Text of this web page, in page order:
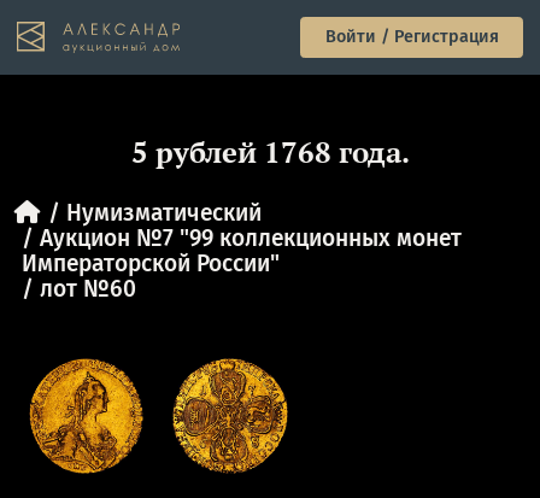
Войти / Регистрация
5 рублей 1768 года.
Нумизматический
Аукцион №7 "99 коллекционных монет
Императорской России"
лот №60